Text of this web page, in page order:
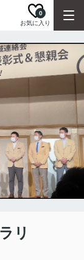
お気に入り
0
リ